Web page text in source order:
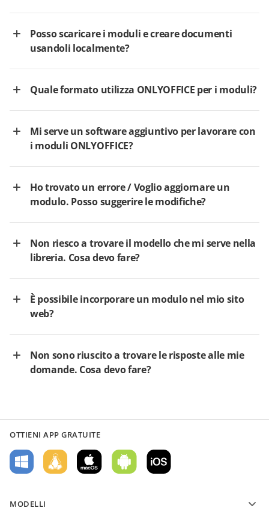
Posso scaricare i moduli e creare documenti
usandoli localmente?
Quale formato utilizza ONLYOFFICE per i moduli?
Mi serve un software aggiuntivo per lavorare con
i moduli ONLYOFFICE?
Ho trovato un errore / Voglio aggiornare un
modulo. Posso suggerire le modifiche?
Non riesco a trovare il modello che mi serve nella
libreria. Cosa devo fare?
È possibile incorporare un modulo nel mio sito
web?
Non sono riuscito a trovare le risposte alle mie
domande. Cosa devo fare?
OTTIENI APP GRATUITE
MODELLI